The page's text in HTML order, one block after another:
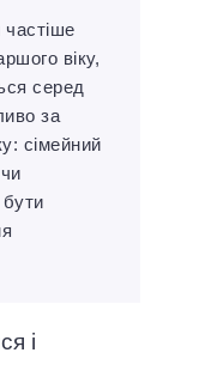
частіше
віку,
серед
за
сімейний
і